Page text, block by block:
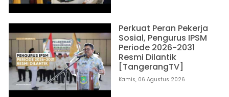
Perkuat Peran Pekerja
Sosial, Pengurus IPSM
Periode 2026-2031
Resmi Dilantik
[TangerangTV]
Kamis, 06 Agustus 2026